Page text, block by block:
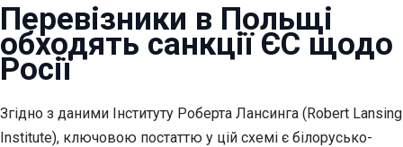
Перевізники в Польщі
обходять санкції ЄС щодо
Росії
Згідно з даними Інституту Роберта Лансинга (Robert Lansing
Institute), ключовою постаттю у цій схемі є білорусько-